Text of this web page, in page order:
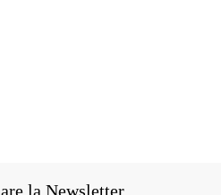
la Newsletter